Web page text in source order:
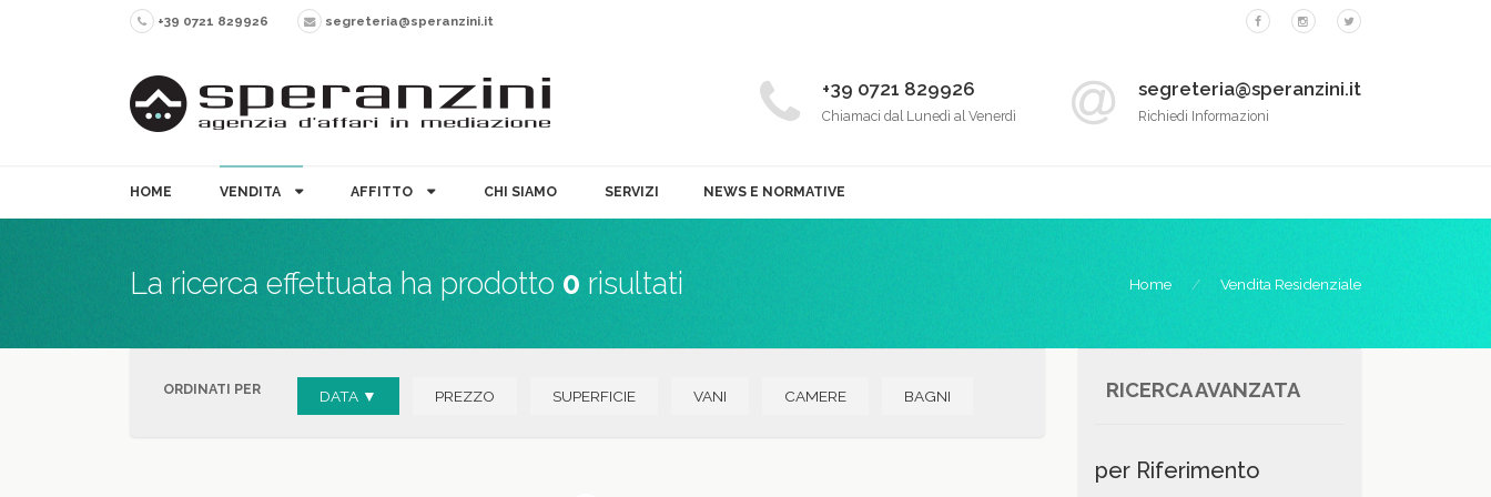
+39 0721 829926 segreteria@speranzini.it
segreteria@speranzini.it
Richiedi Informazioni
+39 0721 829926
Chiamaci dal Lunedì al Venerdì
HOME VENDITA AFFITTO CHI SIAMO SERVIZI NEWS E NORMATIVE
La ricerca effettuata ha prodotto 0 risultati Home Vendita Residenziale
ORDINATI PER DATA ▼ PREZZO SUPERFICIE VANI CAMERE BAGNI RICERCA AVANZATA
per Riferimento